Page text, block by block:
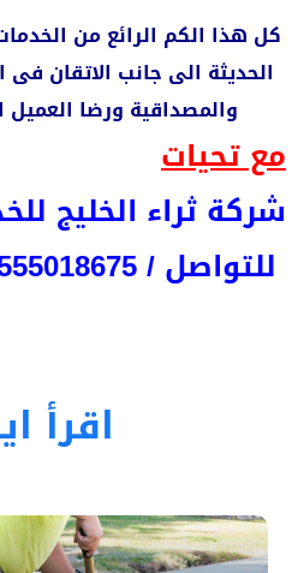
كل هذا الكم الرائع من
الحديثة الى جانب الاتقان فى
والمصداقية ورضا العميل
مع تحيات
شركة ثراء الخليج
للتواصل / 0555018675
اقرأ